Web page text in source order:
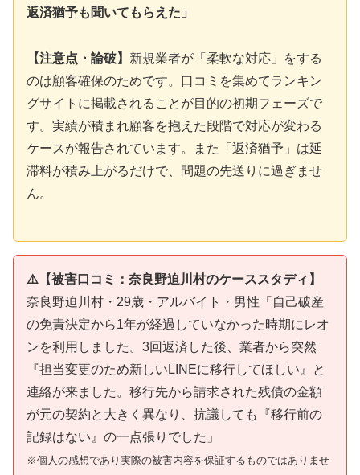
返済猶予も聞いてもらえた」
【注意点・論破】 新規業者が「柔軟な対応」をする
のは顧客確保のためです。口コミを集めてランキン
グサイトに掲載されることが目的の初期フェーズで
す。実績が積まれ顧客を抱えた段階で対応が変わる
ケースが報告されています。また「返済猶予」は延
滞料が積み上がるだけで、問題の先送りに過ぎませ
ん。
⚠️【被害口コミ：奈良野迫川村のケーススタディ】
奈良野迫川村・29歳・アルバイト・男性「自己破産
の免責決定から1年が経過していなかった時期にレオ
ンを利用しました。3回返済した後、業者から突然
『担当変更のため新しいLINEに移行してほしい』と
連絡が来ました。移行先から請求された残債の金額
が元の契約と大きく異なり、抗議しても『移行前の
記録はない』の一点張りでした」
※個人の感想であり実際の被害内容を保証するものではありませ